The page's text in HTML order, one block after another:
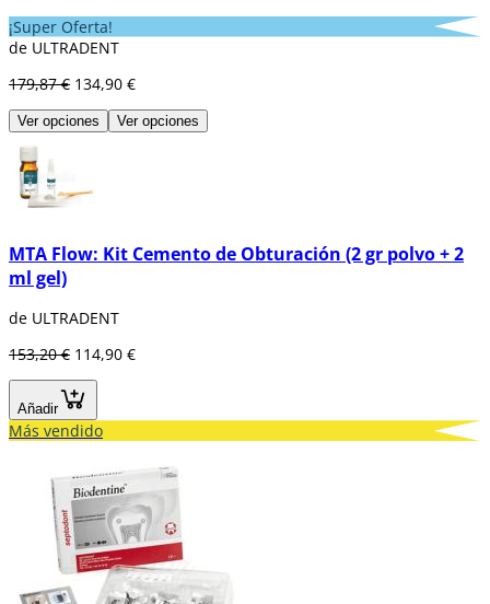
¡Super Oferta!
de ULTRADENT
179,87 € 134,90 €
Ver opciones Ver opciones
MTA Flow: Kit Cemento de Obturación (2 gr polvo + 2
ml gel)
de ULTRADENT
153,20 € 114,90 €
Añadir
Más vendido